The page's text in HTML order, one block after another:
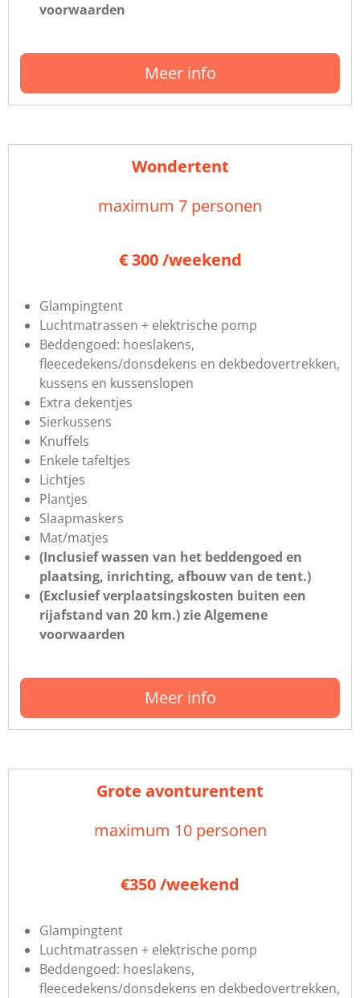
voorwaarden
Meer info
Wondertent
maximum 7 personen
€ 300 /weekend
Glampingtent
Luchtmatrassen + elektrische pomp
Beddengoed: hoeslakens,
fleecedekens/donsdekens en dekbedovertrekken,
kussens en kussenslopen
Extra dekentjes
Sierkussens
Knuffels
Enkele tafeltjes
Lichtjes
Plantjes
Slaapmaskers
Mat/matjes
(Inclusief wassen van het beddengoed en
plaatsing, inrichting, afbouw van de tent.)
(Exclusief verplaatsingskosten buiten een
rijafstand van 20 km.) zie Algemene
voorwaarden
Meer info
Grote avonturentent
maximum 10 personen
€350 /weekend
Glampingtent
Luchtmatrassen + elektrische pomp
Beddengoed: hoeslakens,
fleecedekens/donsdekens en dekbedovertrekken,